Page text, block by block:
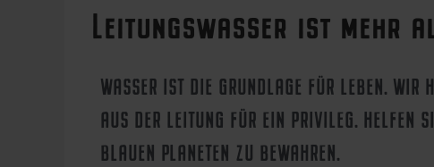
Leitungswasser ist mehr
WASSER IST DIE GRUNDLAGE FÜR LEBEN. WIR
AUS DER LEITUNG FÜR EIN PRIVILEG. HELFEN
BLAUEN PLANETEN ZU BEWAHREN.